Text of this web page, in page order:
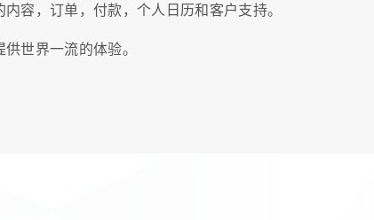
容，订单，付款，个人日历和客户支持。
世界一流的体验。